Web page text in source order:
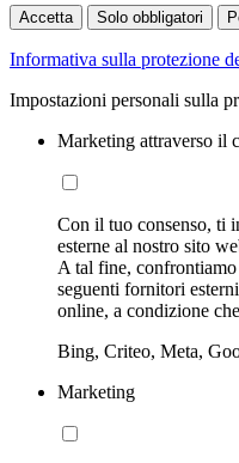
Accetta Solo obbligatori
Informativa sulla protezione
Impostazioni personali sulla
Marketing attraverso il
Con il tuo consenso, ti
esterne al nostro sito
A tal fine,
seguenti fornitori
online, a condizione
Bing, Criteo, Meta,
Marketing